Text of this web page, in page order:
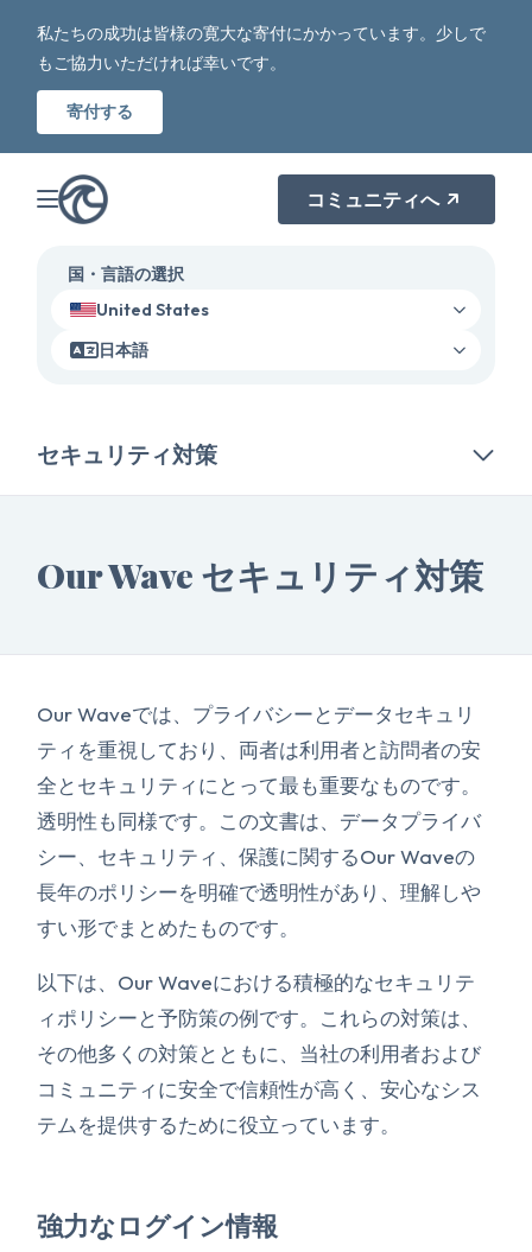
私たちの成功は皆様の寛大な寄付にかかっています。少しで
もご協力いただければ幸いです。
寄付する
コミュニティへ
国・言語の選択
United States
日本語
セキュリティ対策
Our Wave セキュリティ対策
Our Waveでは、プライバシーとデータセキュリ
ティを重視しており、両者は利用者と訪問者の安
全とセキュリティにとって最も重要なものです。
透明性も同様です。この文書は、データプライバ
シー、セキュリティ、保護に関するOur Waveの
長年のポリシーを明確で透明性があり、理解しや
すい形でまとめたものです。
以下は、Our Waveにおける積極的なセキュリテ
ィポリシーと予防策の例です。これらの対策は、
その他多くの対策とともに、当社の利用者および
コミュニティに安全で信頼性が高く、安心なシス
テムを提供するために役立っています。
強力なログイン情報